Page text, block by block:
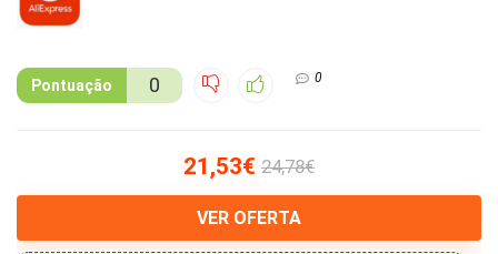
Pontuação 0 0
21,53€ 24,78€
VER OFERTA